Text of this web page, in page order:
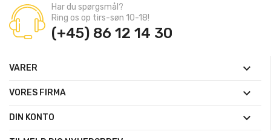
Har du spørgsmål?
Ring os op tirs-søn 10-18!
(+45) 86 12 14 30
VARER 
VORES FIRMA 
DIN KONTO 